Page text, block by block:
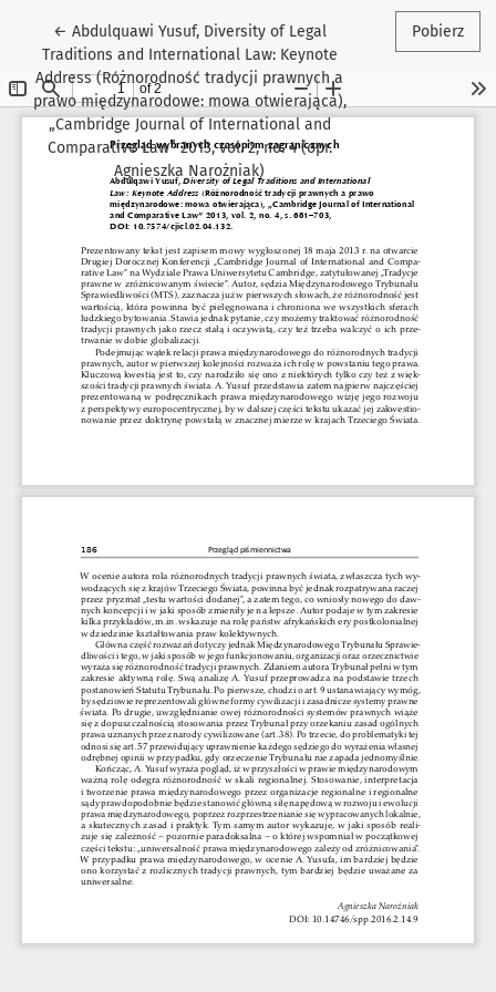
← Wróć do szczegółów artykułu
Abdulquawi Yusuf, Diversity of Legal
Traditions and International Law: Keynote
Address (Różnorodność tradycji prawnych a
prawo międzynarodowe: mowa otwierająca),
„Cambridge Journal of International and
Comparative Law” 2013, vol. 2, no. 4 (opr.
Agnieszka Narożniak)
Pobierz